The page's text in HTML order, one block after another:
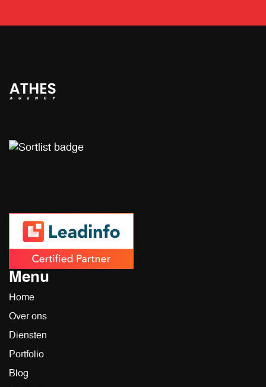
Menu
Home
Over ons
Diensten
Portfolio
Blog